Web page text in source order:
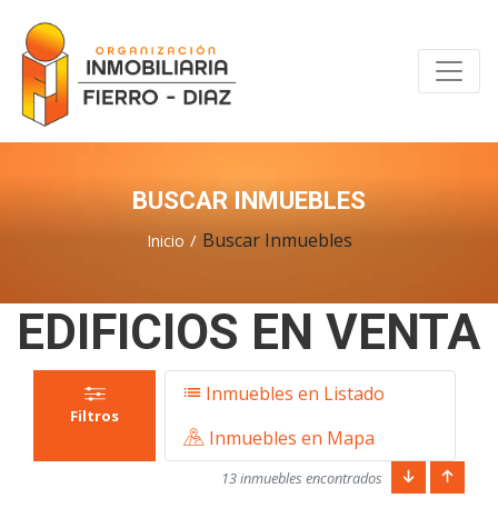
BUSCAR INMUEBLES
Inicio Buscar Inmuebles
EDIFICIOS EN VENTA
Filtros
Inmuebles en Listado
Inmuebles en Mapa
13 inmuebles encontrados